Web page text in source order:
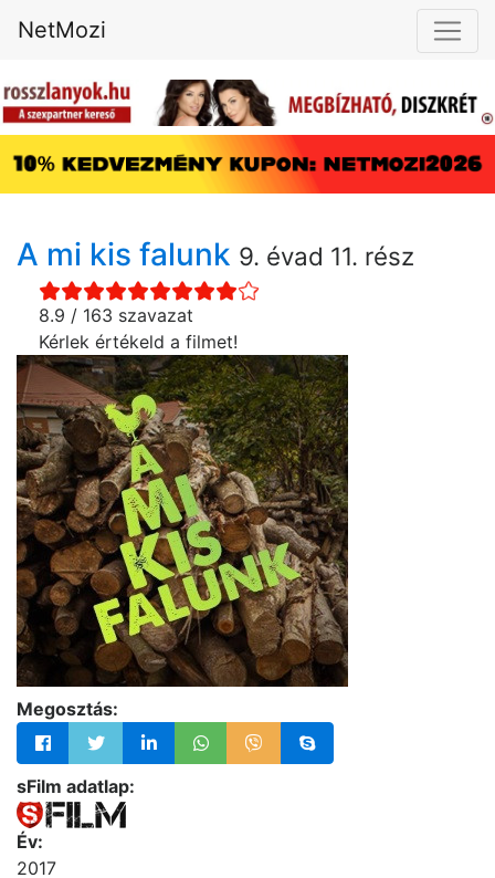
NetMozi
A mi kis falunk 9. évad 11. rész
8.9 / 163 szavazat
Kérlek értékeld a filmet!
Megosztás:
sFilm adatlap:
Év:
2017